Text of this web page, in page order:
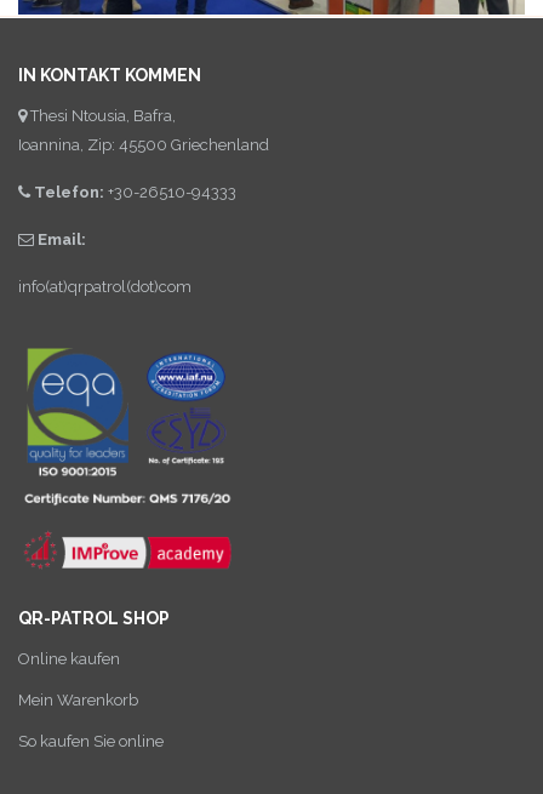
IN KONTAKT KOMMEN
Thesi Ntousia, Bafra,
Ioannina, Zip: 45500 Griechenland
Telefon: +30-26510-94333
Email:
info(at)qrpatrol(dot)com
QR-PATROL SHOP
Online kaufen
Mein Warenkorb
So kaufen Sie online